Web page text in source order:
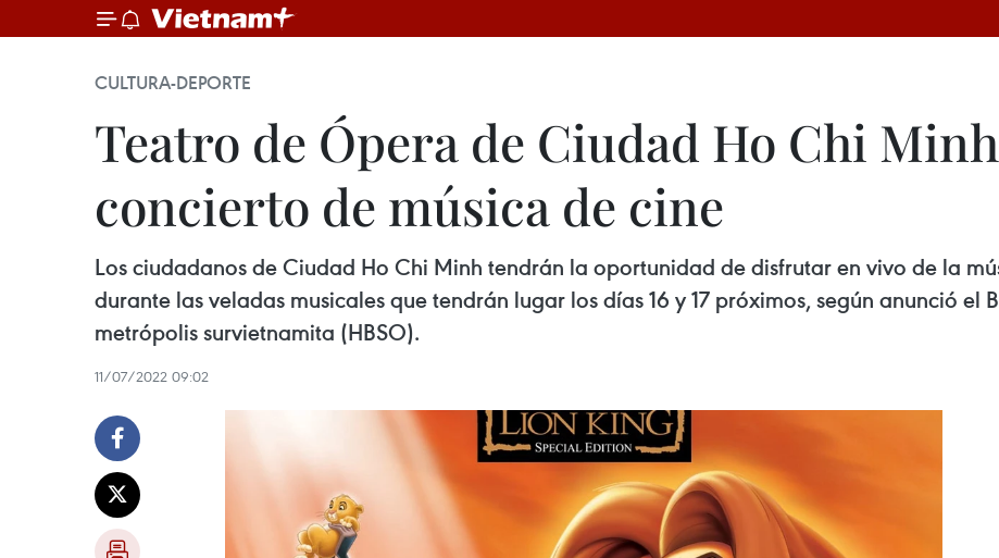
CULTURA-DEPORTE
Teatro de Ópera de Ciudad Ho Chi
concierto de música de cine
Los ciudadanos de Ciudad Ho Chi Minh tendrán la oportunidad de disfrutar en vivo de la
durante las veladas musicales que tendrán lugar los días 16 y 17 próximos, según anunció el
metrópolis survietnamita (HBSO).
11/07/2022 09:02